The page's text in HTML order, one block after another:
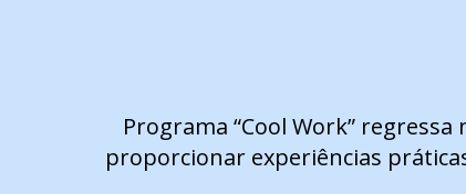
Programa “Cool Work”
proporcionar experiências